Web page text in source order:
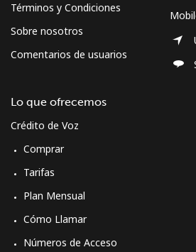
Términos y Condiciones
Sobre nosotros
Comentarios de usuarios
Lo que ofrecemos
Crédito de Voz
Comprar
Tarifas
Plan Mensual
Cómo Llamar
Números de Acceso